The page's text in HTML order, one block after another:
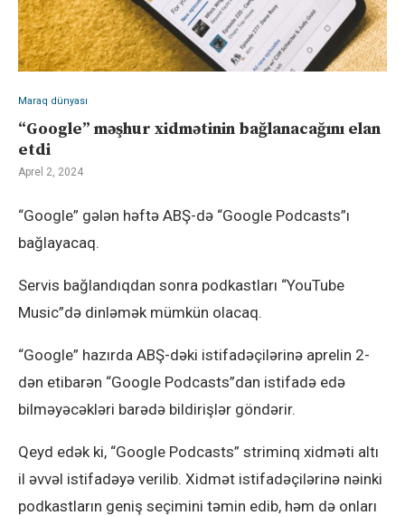
Maraq dünyası
“Google” məşhur xidmətinin bağlanacağını elan
etdi
Aprel 2, 2024
“Google” gələn həftə ABŞ-də “Google Podcasts”ı
bağlayacaq.
Servis bağlandıqdan sonra podkastları “YouTube
Music”də dinləmək mümkün olacaq.
“Google” hazırda ABŞ-dəki istifadəçilərinə aprelin 2-
dən etibarən “Google Podcasts”dan istifadə edə
bilməyəcəkləri barədə bildirişlər göndərir.
Qeyd edək ki, “Google Podcasts” striminq xidməti altı
il əvvəl istifadəyə verilib. Xidmət istifadəçilərinə nəinki
podkastların geniş seçimini təmin edib, həm də onları